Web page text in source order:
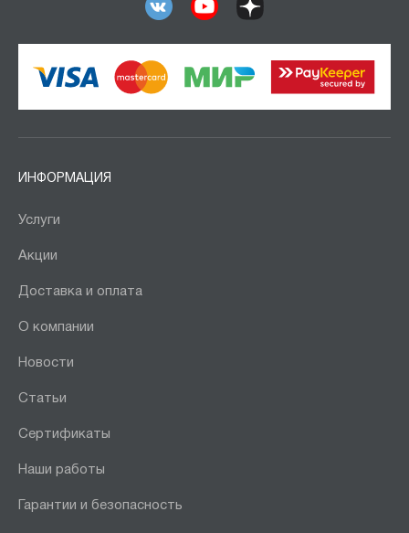
ИНФОРМАЦИЯ
Услуги
Акции
Доставка и оплата
О компании
Новости
Статьи
Сертификаты
Наши работы
Гарантии и безопасность